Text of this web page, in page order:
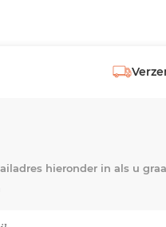
hieronder in als u